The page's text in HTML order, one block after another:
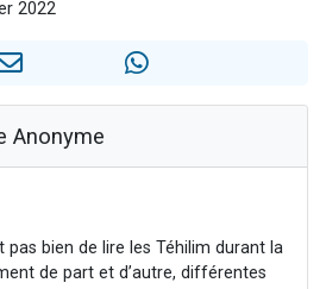
personnes viennent de faire un don pour Sauvez la jambe de Yohan
nouvelles musiques dans Torah-Box Music
29 personnes viennent de demander une bénédiction
2022
Anonyme
pas bien de lire les Téhilim durant la
de part et d’autre, différentes